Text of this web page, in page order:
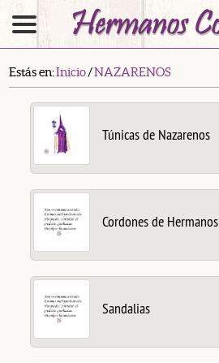
Estás en:Inicio/NAZARENOS
Túnicas de Nazarenos
Cordones de Hermanos
Sandalias